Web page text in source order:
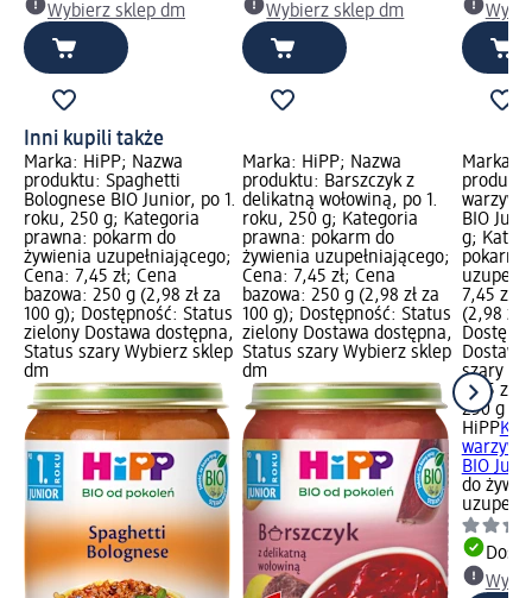
Wybierz sklep dm
Wybierz sklep dm
Inni kupili także
Marka: HiPP; Nazwa
produktu: Spaghetti
Bolognese BIO Junior, po 1.
roku, 250 g; Kategoria
prawna: pokarm do
żywienia uzupełniającego;
Cena: 7,45 zł; Cena
bazowa: 250 g (2,98 zł za
100 g); Dostępność: Status
zielony Dostawa dostępna,
Status szary Wybierz sklep
dm
Marka: HiPP; Nazwa
produktu: Barszczyk z
delikatną wołowiną, po 1.
roku, 250 g; Kategoria
prawna: pokarm do
żywienia uzupełniającego;
Cena: 7,45 zł; Cena
bazowa: 250 g (2,98 zł za
100 g); Dostępność: Status
zielony Dostawa dostępna,
Status szary Wybierz sklep
dm
Marka:
BIO
g;
pokarm
7,45 zł;
(2,98 zł
szary
7,45 zł
250 g
HiPP
BIO
do